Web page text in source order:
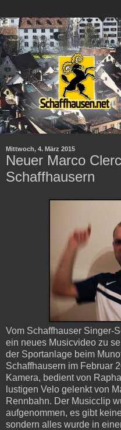
Mittwoch, 4. März 2015
Neuer Marco
Schaffhausern
Vom Schaffhauser Singer-
ein neues Musicvideo zu
der Sportanlage beim
Schaffhausern im Februar
Kamera, bedient von
lustigen Velo gelenkt von
Rennbahn. Der Musicclip
aufgenommen, es gibt
sondern alles wurde in